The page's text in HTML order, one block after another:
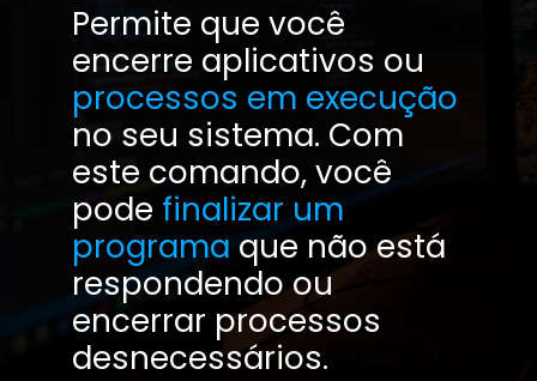
Permite que você
encerre aplicativos ou
processos em execução
no seu sistema. Com
este comando, você
pode finalizar um
programa que não está
respondendo ou
encerrar processos
desnecessários.